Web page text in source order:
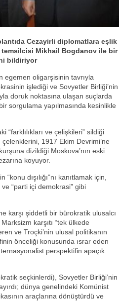
Cezayirli diplomatlara eşlik
temsilcisi Mikhail Bogdanov ile bir
bildiriyor
egemen oligarşisinin tavrıyla
işlediği ve Sovyetler Birliği’nin
doruk noktasına ulaşan suçlarda
sorgulama yapılmasında kesinlikle
“farklılıkları ve çelişkileri” sildiği
1917 Ekim Devrimi’ne
dizildiği Moskova’nın eski
koyuyor.
dışılığı”nı kanıtlamak için,
ve “parti içi demokrasi” gibi
karşı şiddetli bir bürokratik ulusalcı
karşıtı “tek ülkede
ve Troçki’nin ulusal politikanın
önceliği konusunda ısrar eden
perspektifin apaçık
seçkinlerdi), Sovyetler Birliği’nin
dünya genelindeki Komünist
araçlarına dönüştürdü ve